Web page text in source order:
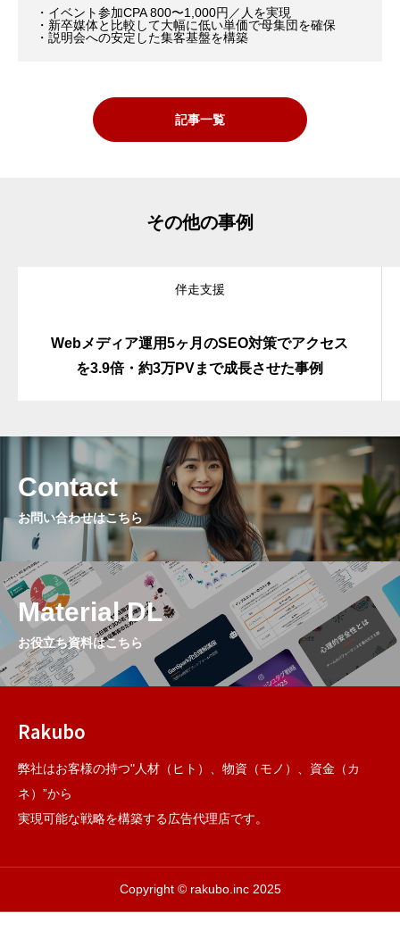
・イベント参加CPA 800〜1,000円／人を実現
・新卒媒体と比較して大幅に低い単価で母集団を確保
・説明会への安定した集客基盤を構築
記事一覧
その他の事例
伴走支援
Webメディア運用5ヶ月のSEO対策でアクセス
を3.9倍・約3万PVまで成長させた事例
Contact
お問い合わせはこちら
Material DL
お役立ち資料はこちら
Rakubo
弊社はお客様の持つ"人材（ヒト）、物資（モノ）、資金（カ
ネ）”から
実現可能な戦略を構築する広告代理店です。
Copyright © rakubo.inc 2025